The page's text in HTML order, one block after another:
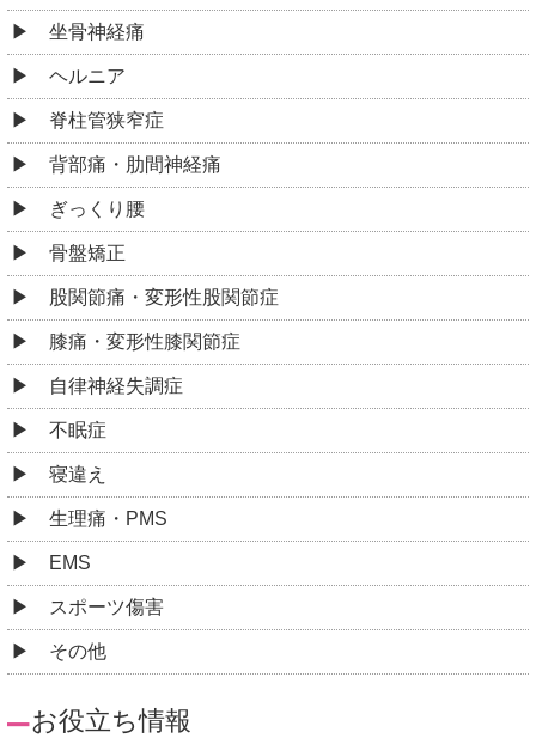
坐骨神経痛
ヘルニア
脊柱管狭窄症
背部痛・肋間神経痛
ぎっくり腰
骨盤矯正
股関節痛・変形性股関節症
膝痛・変形性膝関節症
自律神経失調症
不眠症
寝違え
生理痛・PMS
EMS
スポーツ傷害
その他
お役立ち情報